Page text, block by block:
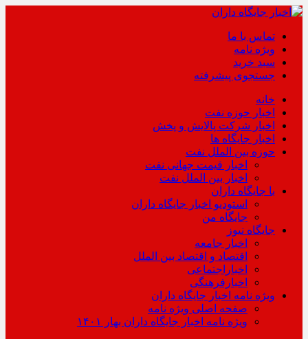
تماس با ما
ویژه نامه
سبد خرید
جستجوی پیشرفته
خانه
اخبار حوزه نفت
اخبار شرکت پالایش و پخش
اخبار جایگاه ها
حوزه بین الملل نفت
اخبار قیمت جهانی نفت
اخبار بین الملل نفت
با جایگاه داران
استودیو اخبار جایگاه داران
جایگاه من
جایگاه نیوز
اخبار جامعه
اقتصاد و اقتصاد بین الملل
اخباراجتماعی
اخبارفرهنگی
ویژه نامه اخبار جایگاه داران
صفحه اصلی ویژه نامه
ویژه نامه اخبار جایگاه داران بهار ۱۴۰۱